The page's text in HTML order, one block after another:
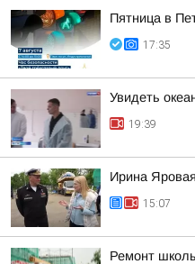
Пятница в
17:35
Увидеть
19:39
Ирина
15:07
Ремонт